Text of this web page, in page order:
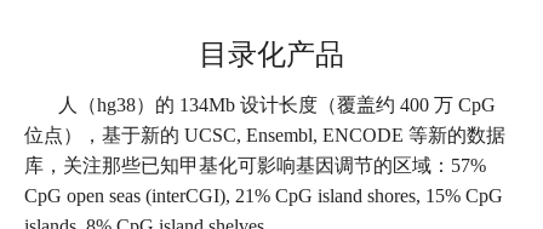
目录化产品
人（hg38）的 134Mb 设计长度（覆盖约 400 万 CpG
位点），基于新的 UCSC, Ensembl, ENCODE 等新的数据
库，关注那些已知甲基化可影响基因调节的区域：57%
CpG open seas (interCGI), 21% CpG island shores, 15% CpG